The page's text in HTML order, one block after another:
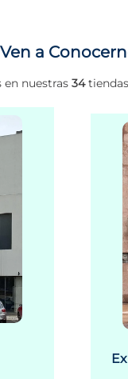
Ven a
en nuestras 34